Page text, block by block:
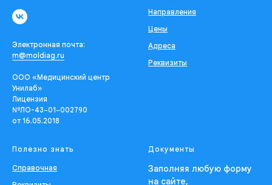
Электронная почта:
m@moldiag.ru
ООО «Медицинский центр
Унилаб»
Лицензия
№ЛО-43−01−002790
от 16.05.2018
Направления
Цены
Адреса
Реквизиты
Полезно знать
Справочная
Документы
Заполняя любую форму
на сайте,